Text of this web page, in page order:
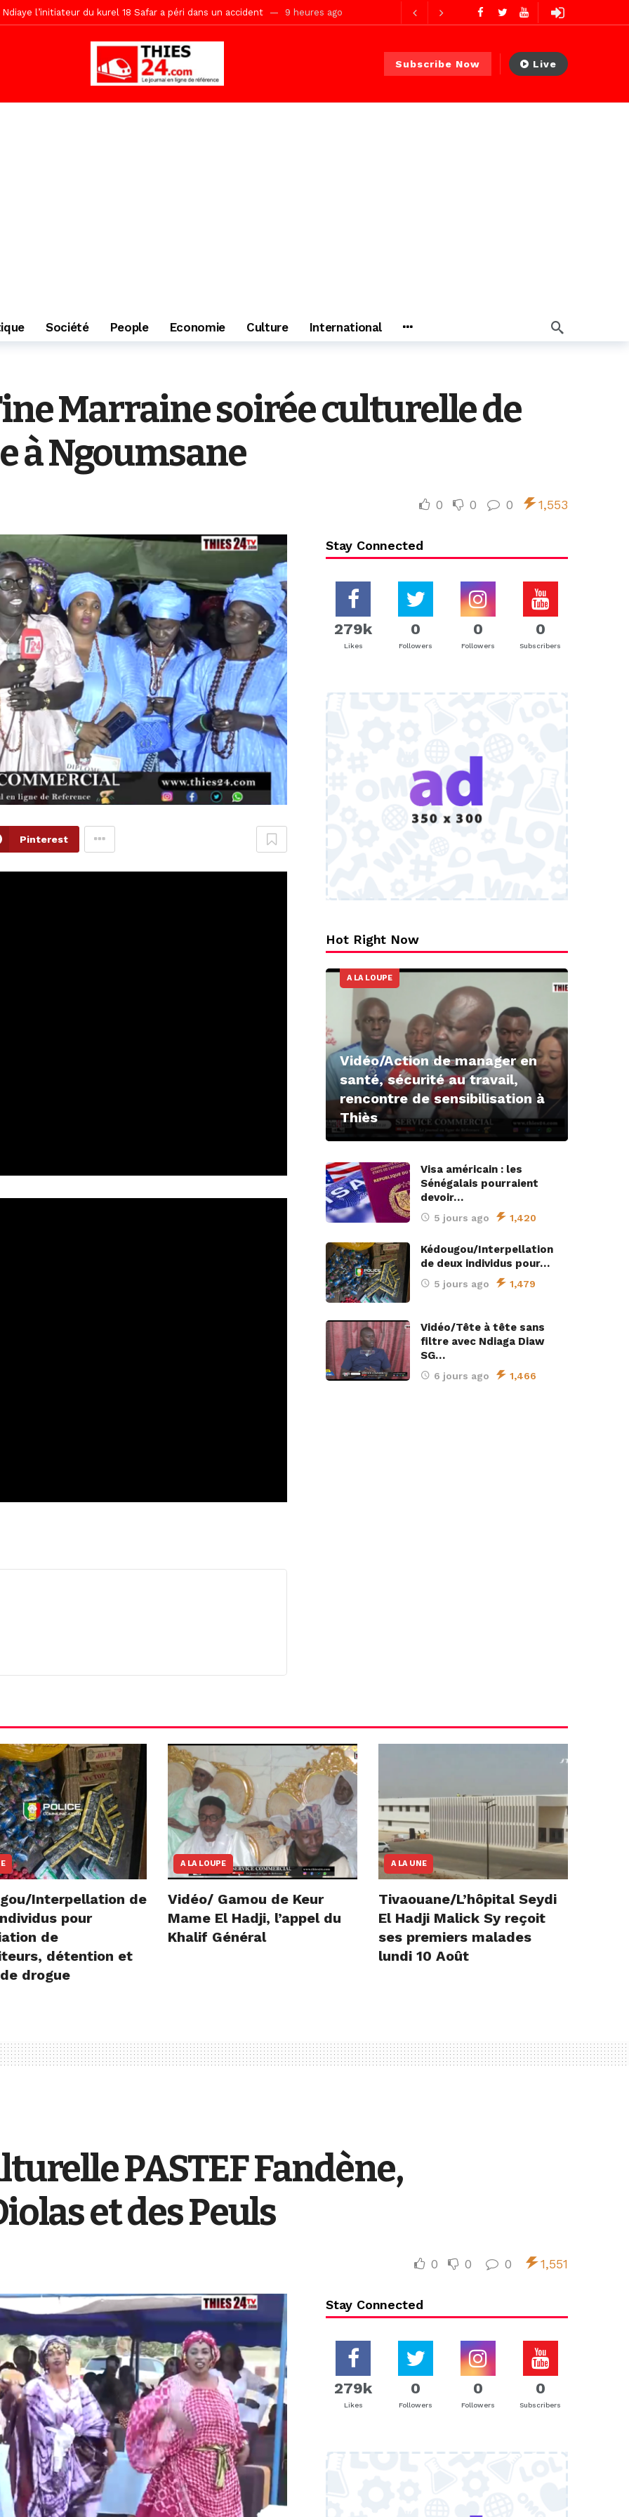
Ndaam, sécurité, eau, au coeur des priorités 9 heures ago
Nimzath Thiès, mesures annoncées pour une réussite
Sy reçoit ses premiers malades lundi 10 Août
sénégalaise ne peut se réduire au seul libéralisme (Lamine Diouck PS) 1 jour ago
Subscribe Now Live
Société People Economie Culture International
Marraine soirée culturelle de
à Ngoumsane
0 0 0 1,553
Pinterest
Stay Connected
279k
Likes
0
Followers
0
Followers
0
Subscribers
Hot Right Now
A LA LOUPE
Vidéo/Action de manager en
santé, sécurité au travail,
rencontre de sensibilisation à
Thiès
Visa américain : les
Sénégalais pourraient
devoir…
5 jours ago 1,420
Kédougou/Interpellation
de deux individus pour…
5 jours ago 1,479
Vidéo/Tête à tête sans
filtre avec Ndiaga Diaw
SG…
6 jours ago 1,466
Interpellation de
pour
de
détention et
drogue
A LA LOUPE
Vidéo/ Gamou de Keur
Mame El Hadji, l’appel du
Khalif Général
A LA UNE
Tivaouane/L’hôpital Seydi
El Hadji Malick Sy reçoit
ses premiers malades
lundi 10 Août
PASTEF Fandène,
et des Peuls
0 0 0 1,551
Stay Connected
279k
Likes
0
Followers
0
Followers
0
Subscribers